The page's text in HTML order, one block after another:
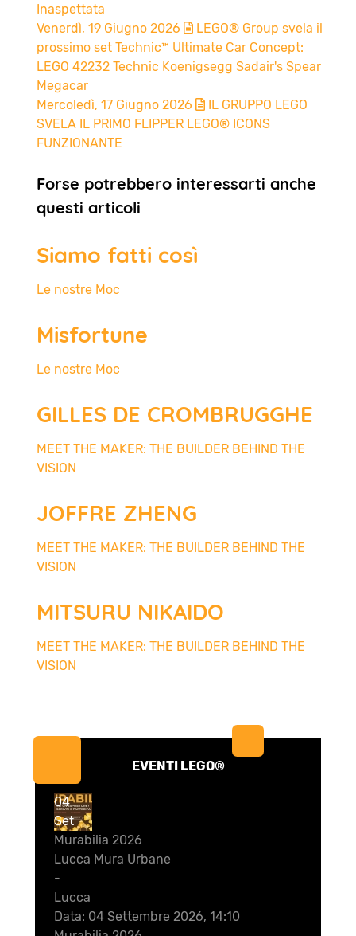
Inaspettata
Venerdì, 19 Giugno 2026
LEGO® Group svela il
prossimo set Technic™ Ultimate Car Concept:
LEGO 42232 Technic Koenigsegg Sadair's Spear
Megacar
Mercoledì, 17 Giugno 2026
IL GRUPPO LEGO
SVELA IL PRIMO FLIPPER LEGO® ICONS
FUNZIONANTE
Forse potrebbero interessarti anche
questi articoli
Siamo fatti così
Le nostre Moc
Misfortune
Le nostre Moc
GILLES DE CROMBRUGGHE
MEET THE MAKER: THE BUILDER BEHIND THE
VISION
JOFFRE ZHENG
MEET THE MAKER: THE BUILDER BEHIND THE
VISION
MITSURU NIKAIDO
MEET THE MAKER: THE BUILDER BEHIND THE
VISION
EVENTI LEGO®
04
Set
Murabilia 2026
Lucca Mura Urbane
-
Lucca
Data: 04 Settembre 2026, 14:10